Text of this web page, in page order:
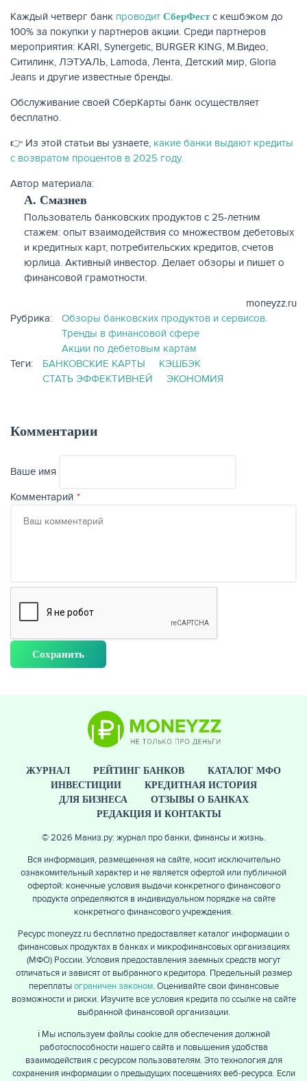
Каждый четверг банк проводит СберФест с кешбэком до
100% за покупки у партнеров акции. Среди партнеров
мероприятия: KARI, Synergetic, BURGER KING, М.Видео,
Ситилинк, ЛЭТУАЛЬ, Lamoda, Лента, Детский мир, Gloria
Jeans и другие известные бренды.
Обслуживание своей СберКарты банк осуществляет
бесплатно.
👉 Из этой статьи вы узнаете, какие банки выдают кредиты
с возвратом процентов в 2025 году.
Автор материала:
А. Смазнев
Пользователь банковских продуктов с 25-летним
стажем: опыт взаимодействия со множеством дебетовых
и кредитных карт, потребительских кредитов, счетов
юрлица. Активный инвестор. Делает обзоры и пишет о
финансовой грамотности.
moneyzz.ru
Рубрика:
Обзоры банковских продуктов и сервисов.
Тренды в финансовой сфере
Акции по дебетовым картам
Теги:
БАНКОВСКИЕ КАРТЫ
КЭШБЭК
СТАТЬ ЭФФЕКТИВНЕЙ
ЭКОНОМИЯ
Комментарии
Ваше имя
Комментарий
ЖУРНАЛ РЕЙТИНГ БАНКОВ
КАТАЛОГ МФО
ИНВЕСТИЦИИ
КРЕДИТНАЯ ИСТОРИЯ
ДЛЯ БИЗНЕСА
ОТЗЫВЫ О БАНКАХ
РЕДАКЦИЯ И КОНТАКТЫ
© 2026 Маниз.ру: журнал про банки, финансы и жизнь.
Вся информация, размещенная на сайте, носит исключительно
ознакомительный характер и не является офертой или публичной
офертой: конечные условия выдачи конкретного финансового
продукта определяются в индивидуальном порядке на сайте
конкретного финансового учреждения.
Ресурс moneyzz.ru бесплатно предоставляет каталог информации о
финансовых продуктах в банках и микрофинансовых организациях
(МФО) России. Условия предоставления заемных средств могут
отличаться и зависят от выбранного кредитора. Предельный размер
переплатыограничен законом. Оценивайте свои финансовые
возможности и риски. Изучите все условия кредита по ссылке на сайте
выбранной финансовой организации.
ℹ️ Мы используем файлы cookie для обеспечения должной
работоспособности нашего сайта и повышения удобства
взаимодействия с ресурсом пользователям. Это технология для
сохранения информации о предыдущих посещениях веб-ресурса. Если